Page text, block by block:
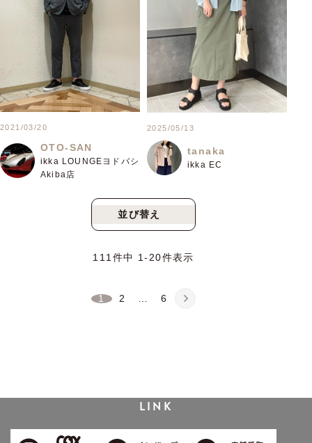
2021/03/20
OTO-SAN
ikka LOUNGEヨドバシ
Akiba店
2025/05/13
tanaka
ikka EC
並び替え
111 件中 1- 20件表示
1 2 6
LINK